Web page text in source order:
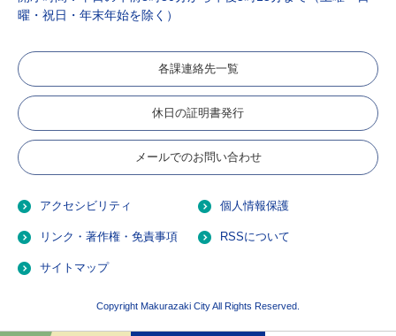
曜・祝日・年末年始を除く）
各課連絡先一覧
休日の証明書発行
メールでのお問い合わせ
アクセシビリティ 個人情報保護
リンク・著作権・免責事項 RSSについて
サイトマップ
Copyright Makurazaki City All Rights Reserved.